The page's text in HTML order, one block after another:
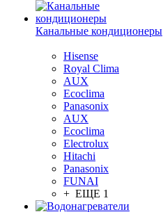
Канальные кондиционеры
Hisense
Royal Clima
AUX
Ecoclima
Panasonix
AUX
Ecoclima
Electrolux
Hitachi
Panasonix
FUNAI
+ ЕЩЕ 1